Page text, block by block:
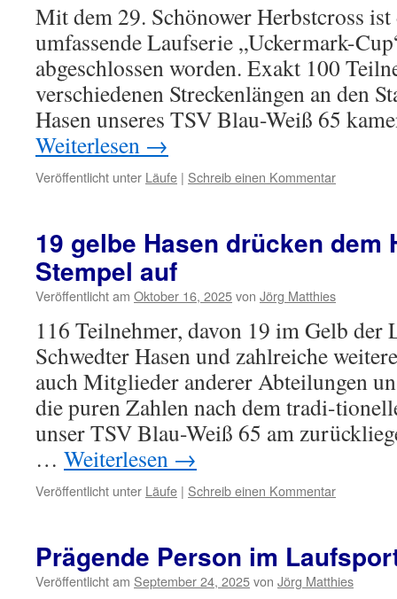
Mit dem 29. Schönower Herbstcross
umfassende Laufserie „Uckermark-
abgeschlossen worden. Exakt 100
verschiedenen Streckenlängen an den
Hasen unseres TSV Blau-Weiß 65
Weiterlesen →
Veröffentlicht unter Läufe | Schreib einen Kommentar
19 gelbe Hasen drücken dem
Stempel auf
Veröffentlicht am Oktober 16, 2025von Jörg Matthies
116 Teilnehmer, davon 19 im Gelb der
Schwedter Hasen und zahlreiche
auch Mitglieder anderer Abteilungen
die puren Zahlen nach dem tradi-
unser TSV Blau-Weiß 65 am
… Weiterlesen →
Veröffentlicht unter Läufe | Schreib einen Kommentar
Prägende Person im
Veröffentlicht am September 24, 2025von Jörg Matthies